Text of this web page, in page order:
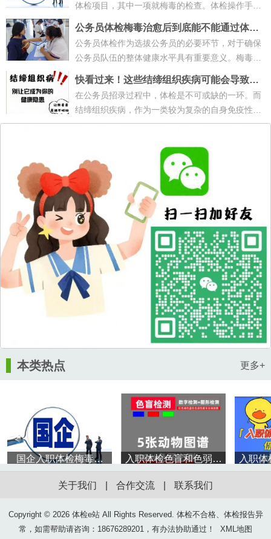
体检项目，其中一项就梅毒的检查。体检操作手册
里也有明确说明，对梅毒体检检查tp···
公务员体检梅毒治愈后到底能不能通过体
检？
公务员体检作为选拔公务员的必要环节，对于确保
公务员队伍的整体健康水平具有重要意义。梅毒治
愈者在体检过程中可能面临诸多困扰···
快看过来！这些结缔组织疾病可能会导致公
务员体检不合格！
在公务员招录过程中，体检是不可或缺的一环。而
结缔组织疾病，作为一类较为复杂的自身免疫性疾
病，常常在体检中被特别关注。那么···
本类热点 更多+
国企入职体检梅毒一
项，经过治疗trust还没
有转阴能顺利入职吗？
入职体检色盲和色弱是
怎么区分的？色弱色盲
影响体检结果吗？
入职
关于我们 合作交流 联系我们
Copyright © 2026 体检e站 All Rights Reserved. 体检不合格、体检报告异
常，如需帮助请咨询：18676289201，有办法协助通过！
XML地图